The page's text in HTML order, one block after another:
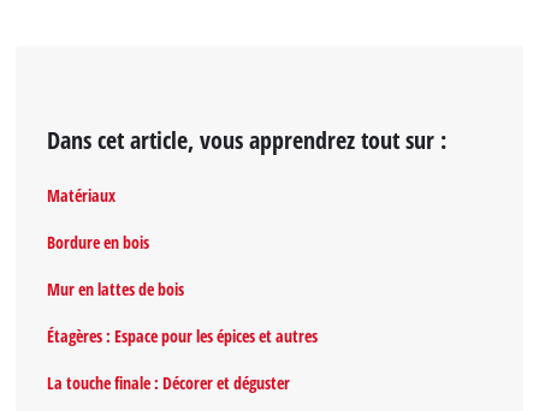
Dans cet article, vous apprendrez tout sur :
Matériaux
Bordure en bois
Mur en lattes de bois
Étagères : Espace pour les épices et autres
La touche finale : Décorer et déguster